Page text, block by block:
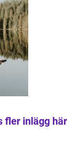
fler inlägg här